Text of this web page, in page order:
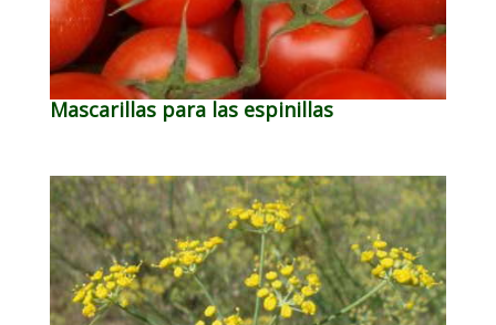
Mascarillas para las espinillas